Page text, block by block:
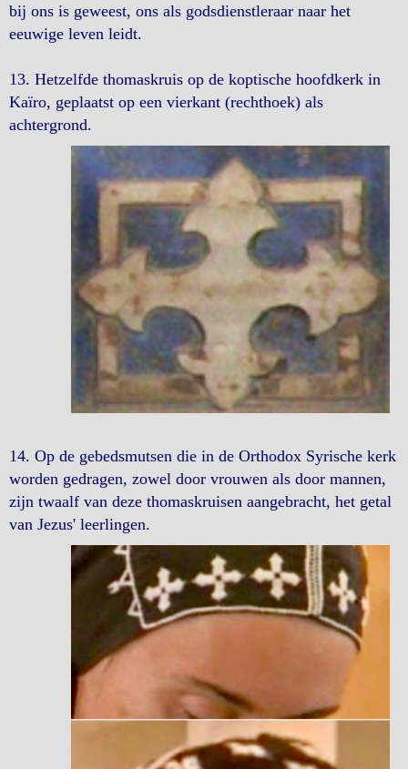
bij ons is geweest, ons als godsdienstleraar naar het
eeuwige leven leidt.
13. Hetzelfde thomaskruis op de koptische hoofdkerk in
Kaïro, geplaatst op een vierkant (rechthoek) als
achtergrond.
14. Op de gebedsmutsen die in de Orthodox Syrische kerk
worden gedragen, zowel door vrouwen als door mannen,
zijn twaalf van deze thomaskruisen aangebracht, het getal
van Jezus' leerlingen.